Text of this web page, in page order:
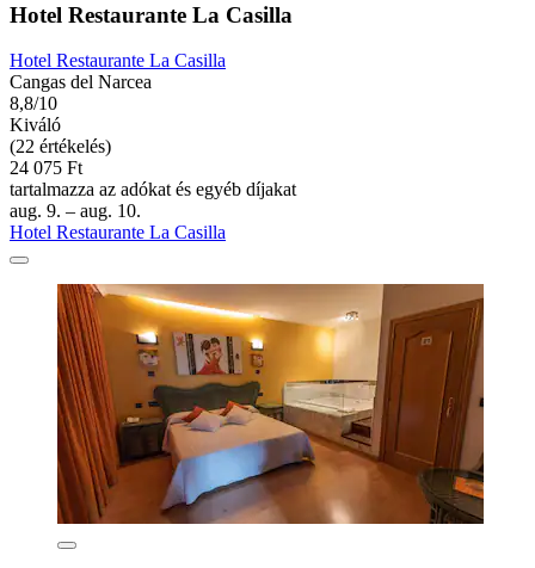
Hotel Restaurante La Casilla
Hotel Restaurante La Casilla
Cangas del Narcea
8,8/10
Kiváló
(22 értékelés)
24 075 Ft
tartalmazza az adókat és egyéb díjakat
aug. 9. – aug. 10.
Hotel Restaurante La Casilla